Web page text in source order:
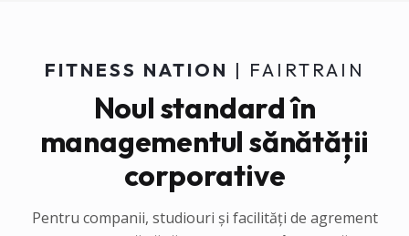
FITNESS NATION | FAIRTRAIN
Noul standard în
managementul sănătății
corporative
Pentru companii, studiouri și facilități de agrement